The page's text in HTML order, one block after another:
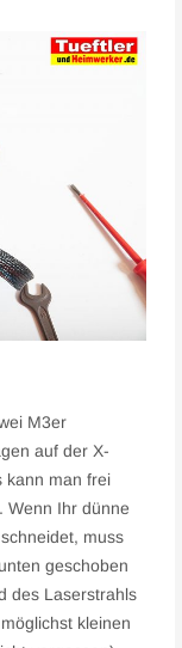
M3er
auf der X-
kann man frei
Wenn Ihr dünne
muss
geschoben
des Laserstrahls
kleinen